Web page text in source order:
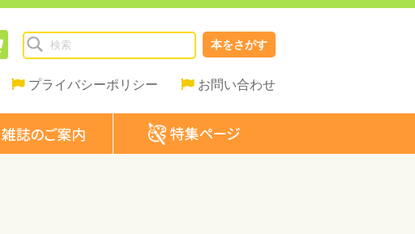
本をさがす
プライバシーポリシー お問い合わせ